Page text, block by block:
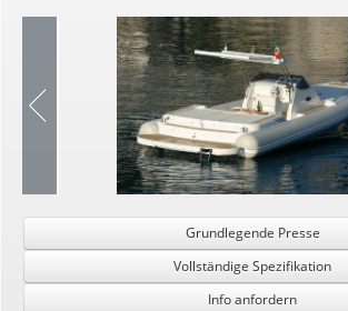
Motoryacht
Dienstleistungen
Grundlegende Presse
Vollständige Spezifikation
Info anfordern